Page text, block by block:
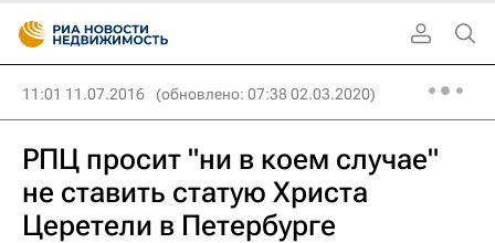
11:01 11.07.2016 (обновлено: 07:38 02.03.2020)
РПЦ просит "ни в коем случае"
не ставить статую Христа
Церетели в Петербурге